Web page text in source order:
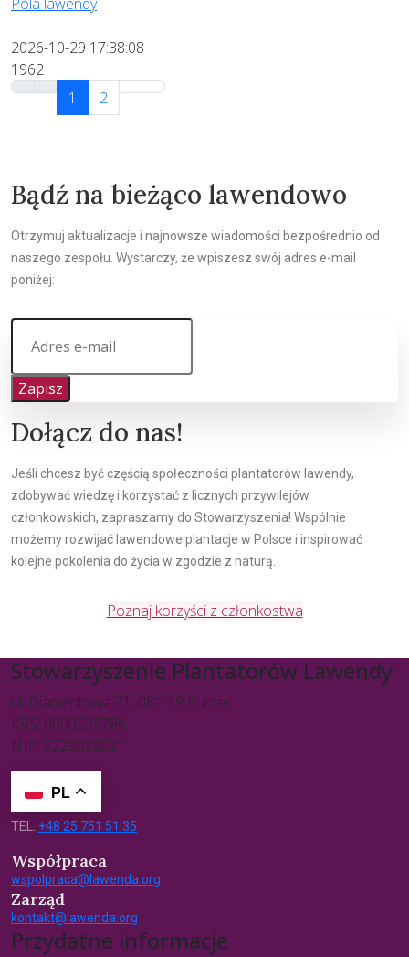
Pola lawendy
---
2026-10-29 17:38:08
1962
1
2
Bądź na bieżąco lawendowo
Otrzymuj aktualizacje i najnowsze wiadomości bezpośrednio od
naszego zespołu. Wystarczy, że wpiszesz swój adres e-mail
poniżej:
Zapisz
Dołącz do nas!
Jeśli chcesz być częścią społeczności plantatorów lawendy,
zdobywać wiedzę i korzystać z licznych przywilejów
członkowskich, zapraszamy do Stowarzyszenia! Wspólnie
możemy rozwijać lawendowe plantacje w Polsce i inspirować
kolejne pokolenia do życia w zgodzie z naturą.
Poznaj korzyści z członkostwa
Stowarzyszenie Plantatorów Lawendy
ul. Diamentowa 71, 08-119 Purzec
KRS: 0000539786
NIP: 5223022521
PL
TEL. +48 25 751 51 35
Współpraca
wspolpraca@lawenda.org
Zarząd
kontakt@lawenda.org
Przydatne informacje